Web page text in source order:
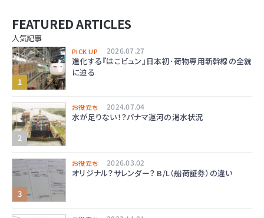
FEATURED ARTICLES
人気記事
PICK UP 2026.07.27
進化する『はこビュン』日本初･荷物専用新幹線の全貌
に迫る
お役立ち 2024.07.04
水が足りない！？パナマ運河の渇水状況
お役立ち 2026.03.02
オリジナル？サレンダー？ B/L（船荷証券）の違い